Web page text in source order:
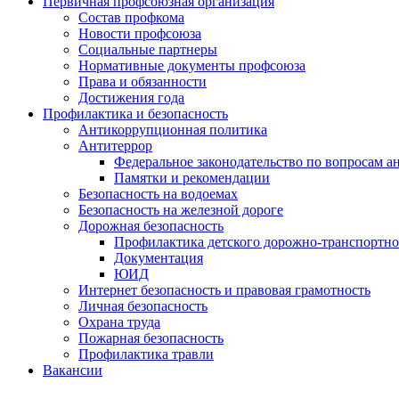
Состав профкома
Новости профсоюза
Социальные партнеры
Нормативные документы профсоюза
Права и обязанности
Достижения года
Профилактика и безопасность
Антикоррупционная политика
Антитеррор
Федеральное законодательство по вопросам
Памятки и рекомендации
Безопасность на водоемах
Безопасность на железной дороге
Дорожная безопасность
Профилактика детского дорожно-
Документация
ЮИД
Интернет безопасность и правовая грамотность
Личная безопасность
Охрана труда
Пожарная безопасность
Профилактика травли
Вакансии